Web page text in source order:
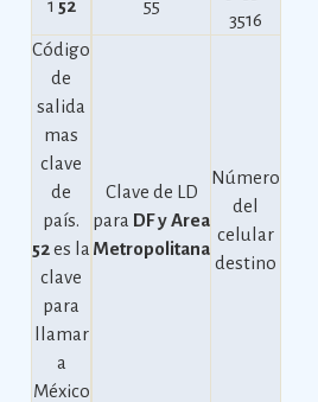
1 52 55
3516
Código
de
salida
mas
clave
de
país.
52es la
clave
para
llamar
a
México
Clave de LD
para DF y Area
Metropolitana
Número
del
celular
destino